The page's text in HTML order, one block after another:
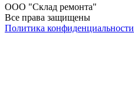
ООО "Склад ремонта"
Все права защищены
Политика конфиденциальности